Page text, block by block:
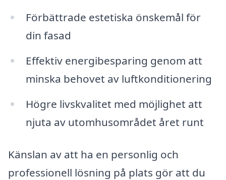
Förbättrade estetiska önskemål för
din fasad
Effektiv energibesparing genom att
minska behovet av luftkonditionering
Högre livskvalitet med möjlighet att
njuta av utomhusområdet året runt
Känslan av att ha en personlig och
professionell lösning på plats gör att du